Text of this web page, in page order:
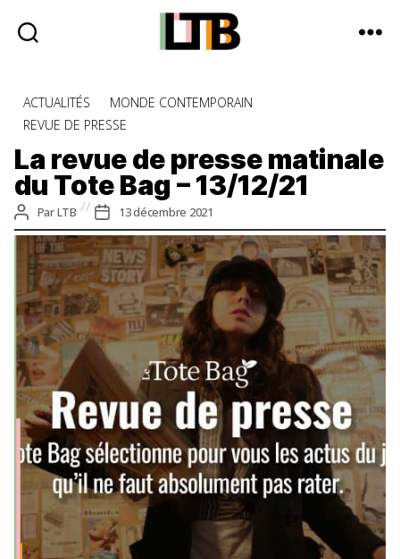
Bag
Média
d'information
quotidienne
Catégories
ACTUALITÉS
MONDE CONTEMPORAIN
REVUE DE PRESSE
La revue de presse matinale
du Tote Bag – 13/12/21
Auteur
de
l’article
ParLTB
Date
de
l’article
13 décembre 2021